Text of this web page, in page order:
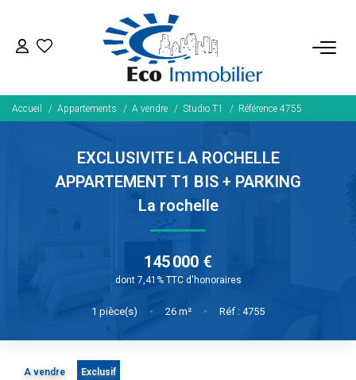
ACHETER
Tous Nos Biens
LOUER
BIENS VENDUS
NOS SERVICES
Accueil Appartements A vendre Studio T1 Référence 4755
EXCLUSIVITE LA ROCHELLE
APPARTEMENT T1 BIS + PARKING
La rochelle
145 000 €
dont 7,41% TTC d'honoraires
1 pièce(s) • 26 m² • Réf : 4755
A vendre Exclusif